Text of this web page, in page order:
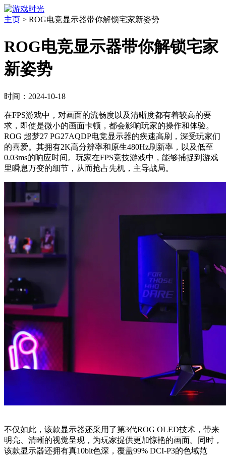
主页 > ROG电竞显示器带你解锁宅家新姿势
ROG电竞显示器带你解锁宅家
新姿势
时间：2024-10-18
在FPS游戏中，对画面的流畅度以及清晰度都有着较高的要
求，即使是微小的画面卡顿，都会影响玩家的操作和体验。
ROG 超梦27 PG27AQDP电竞显示器的疾速高刷，深受玩家们
的喜爱。其拥有2K高分辨率和原生480Hz刷新率，以及低至
0.03ms的响应时间。玩家在FPS竞技游戏中，能够捕捉到游戏
里瞬息万变的细节，从而抢占先机，主导战局。
不仅如此，该款显示器还采用了第3代ROG OLED技术，带来
明亮、清晰的视觉呈现，为玩家提供更加惊艳的画面。同时，
该款显示器还拥有真10bit色深，覆盖99% DCI-P3的色域范